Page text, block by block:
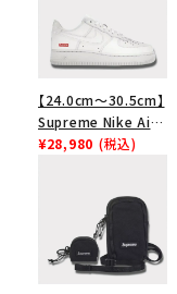
【24.0cm～30.5cm】
Supreme Nike Air
Force 1 Low シュプ
ューズ ホワイト
¥28,980 (税込)